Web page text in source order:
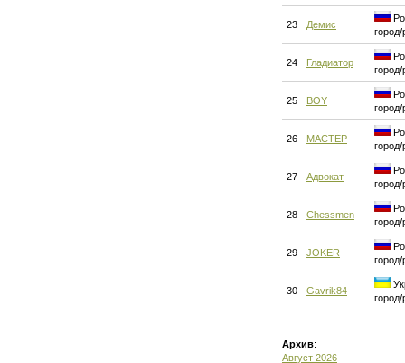
23 Демис
город/
24 Гладиатор
город/
25 BOY
город/
26 MACTEP
город/
27 Адвокат
город/
28 Chessmen
город/
29 JOKER
город/
30 Gavrik84
город/
Архив:
Август 2026